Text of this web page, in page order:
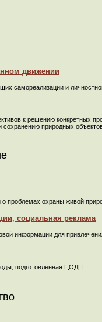
движении
самореализации и
к решению конкретных
сохранению природных
проблемах охраны живой
социальная реклама
информации для
подготовленная ЦОДП